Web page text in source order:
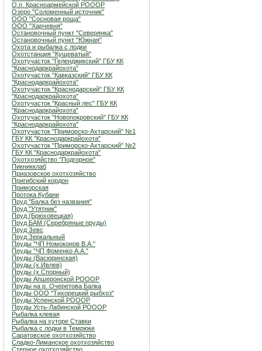
О.п. Красноармейской РОООР
Озеро "Соломенный источник"
ООО "Сосновая роща"
ООО "Харчевня"
Остановочный пункт "Северянка"
Остановочный пункт "Южная"
Охота и рыбалка с лодки
Охотстанция "Кущеватый"
Охотучасток "Геленджикский" ГБУ КК
"Краснодаркрайохота"
Охотучасток "Кавказский" ГБУ КК
"Краснодаркрайохота"
Охотучасток "Краснодарский" ГБУ КК
"Краснодаркрайохота"
Охотучасток "Красный лес" ГБУ КК
"Краснодаркрайохота"
Охотучасток "Новопокровский" ГБУ КК
"Краснодаркрайохота"
Охотучасток "Приморско-Ахтарский" №1
ГБУ КК "Краснодаркрайохота"
Охотучасток "Приморско-Ахтарский" №2
ГБУ КК "Краснодаркрайохота"
Охотхозяйство "Подгорное"
Пикникклаб
Приазовское охотхозяйство
Пригибский кордон
Приморская
Протока Кубани
Пруд "Балка без названия"
Пруд "Утятник"
Пруд (Брюховецкая)
Пруд БАМ (Серебряные пруды)
Пруд Зевс
Пруд Зеркальный
Пруды "ЧП Номоконов В.А."
Пруды "ЧП Фоменко А.А."
Пруды (Васюринская)
Пруды (х.Ивлев)
Пруды (х.Спорный)
Пруды Апшеронской РОООР
Пруды на р. Очеретова Балка
Пруды ООО "Тихорецкий рыбхоз"
Пруды Успенской РОООР
Пруды Усть-Лабинской РОООР
Рыбалка клевая
Рыбалка на хуторе Ставки
Рыбалка с лодки в Темрюке
Саратовское охотхозяйство
Сладко-Лиманское охотхозяйство
Степное охотхозяйство